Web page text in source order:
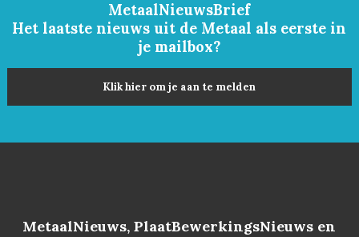
MetaalNieuwsBrief
Het laatste nieuws uit de Metaal als eerste in
je mailbox?
Klik hier om je aan te melden
MetaalNieuws, PlaatBewerkingsNieuws en